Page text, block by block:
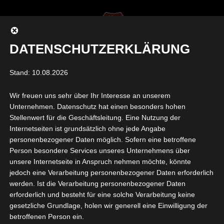
KLEINFELD-
PROBETRAINING-
KONTAKT
vonFelix Wirsing|Nov. 15, 2025| 0 Kommentare
DATENSCHUTZERKLÄRUNG
Stand: 10.08.2026
Wir freuen uns sehr über Ihr Interesse an unserem
Unternehmen. Datenschutz hat einen besonders hohen
Stellenwert für die Geschäftsleitung. Eine Nutzung der
Internetseiten ist grundsätzlich ohne jede Angabe
personenbezogener Daten möglich. Sofern eine betroffene
Person besondere Services unseres Unternehmens über
unsere Internetseite in Anspruch nehmen möchte, könnte
jedoch eine Verarbeitung personenbezogener Daten erforderlich
werden. Ist die Verarbeitung personenbezogener Daten
erforderlich und besteht für eine solche Verarbeitung keine
gesetzliche Grundlage, holen wir generell eine Einwilligung der
betroffenen Person ein.